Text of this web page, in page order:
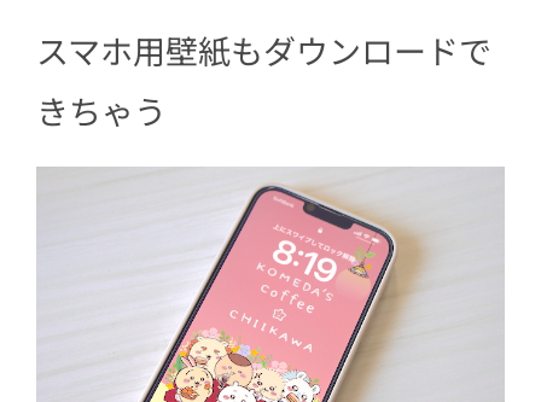
スマホ用壁紙もダウンロードで
きちゃう